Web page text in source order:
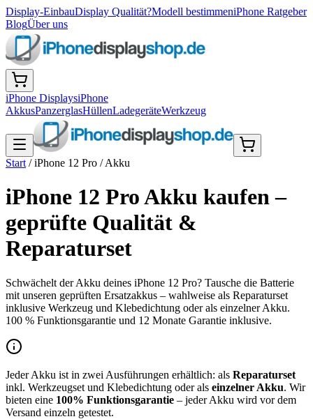
Display-EinbauDisplay Qualität?Modell bestimmeniPhone Ratgeber
BlogÜber uns
iPhone DisplaysiPhone
AkkusPanzerglasHüllenLadegeräteWerkzeug
Start /iPhone 12 Pro /Akku
iPhone 12 Pro Akku kaufen –
geprüfte Qualität &
Reparaturset
Schwächelt der Akku deines iPhone 12 Pro? Tausche die Batterie
mit unseren geprüften Ersatzakkus – wahlweise als Reparaturset
inklusive Werkzeug und Klebedichtung oder als einzelner Akku.
100 % Funktionsgarantie und 12 Monate Garantie inklusive.
Jeder Akku ist in zwei Ausführungen erhältlich: als Reparaturset
inkl. Werkzeugset und Klebedichtung oder als einzelner Akku. Wir
bieten eine 100% Funktionsgarantie – jeder Akku wird vor dem
Versand einzeln getestet.